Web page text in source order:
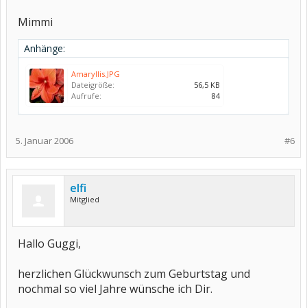
Mimmi
Anhänge:
Amaryllis.JPG
Dateigröße:
56,5 KB
Aufrufe:
84
#6
5. Januar 2006
elfi
Mitglied
Hallo Guggi,
herzlichen Glückwunsch zum Geburtstag und
nochmal so viel Jahre wünsche ich Dir.